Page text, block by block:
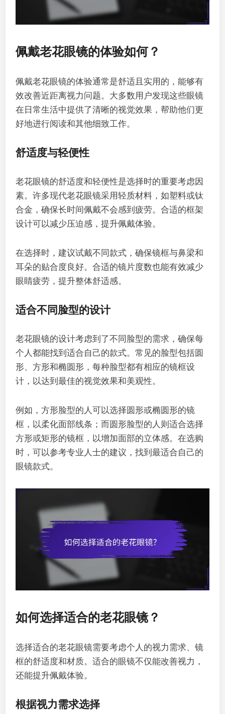
佩戴老花眼镜的体验如何？
佩戴老花眼镜的体验通常是舒适且实用的，能够有
效改善近距离视力问题。大多数用户发现这些眼镜
在日常生活中提供了清晰的视觉效果，帮助他们更
好地进行阅读和其他细致工作。
舒适度与轻便性
老花眼镜的舒适度和轻便性是选择时的重要考虑因
素。许多现代老花眼镜采用轻质材料，如塑料或钛
合金，确保长时间佩戴不会感到疲劳。合适的框架
设计可以减少压迫感，提升佩戴体验。
在选择时，建议试戴不同款式，确保镜框与鼻梁和
耳朵的贴合度良好。合适的镜片度数也能有效减少
眼睛疲劳，提升整体舒适感。
适合不同脸型的设计
老花眼镜的设计考虑到了不同脸型的需求，确保每
个人都能找到适合自己的款式。常见的脸型包括圆
形、方形和椭圆形，每种脸型都有相应的镜框设
计，以达到最佳的视觉效果和美观性。
例如，方形脸型的人可以选择圆形或椭圆形的镜
框，以柔化面部线条；而圆形脸型的人则适合选择
方形或矩形的镜框，以增加面部的立体感。在选购
时，可以参考专业人士的建议，找到最适合自己的
眼镜款式。
如何选择适合的老花眼镜？
选择适合的老花眼镜需要考虑个人的视力需求、镜
框的舒适度和材质。适合的眼镜不仅能改善视力，
还能提升佩戴体验。
根据视力需求选择